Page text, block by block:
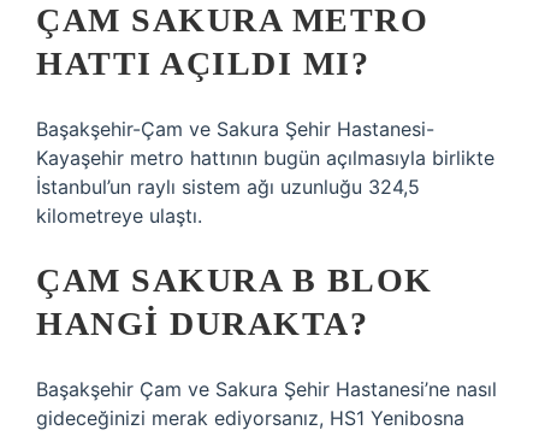
ÇAM SAKURA METRO
HATTI AÇILDI MI?
Başakşehir-Çam ve Sakura Şehir Hastanesi-
Kayaşehir metro hattının bugün açılmasıyla birlikte
İstanbul’un raylı sistem ağı uzunluğu 324,5
kilometreye ulaştı.
ÇAM SAKURA B BLOK
HANGI DURAKTA?
Başakşehir Çam ve Sakura Şehir Hastanesi’ne nasıl
gideceğinizi merak ediyorsanız, HS1 Yenibosna